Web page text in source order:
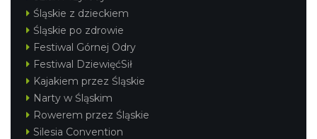
Śląskie z dzieckiem
Śląskie po zdrowie
Festiwal Górnej Odry
Festiwal DziewięćSił
Kajakiem przez Śląskie
Narty w Śląskim
Rowerem przez Śląskie
Silesia Convention